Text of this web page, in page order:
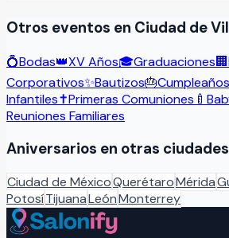
Otros eventos en Ciudad de
💍Bodas👑XV Años🎓Graduaciones🏢
Corporativos✨Bautizos🎂Cumpleaños
Infantiles✝️Primeras Comuniones 🍼
Reuniones Familiares
Aniversarios en otras ciudades
Ciudad de MéxicoQuerétaroMérida
PotosíTijuanaLeónMonterrey